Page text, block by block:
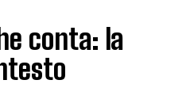
conta: la